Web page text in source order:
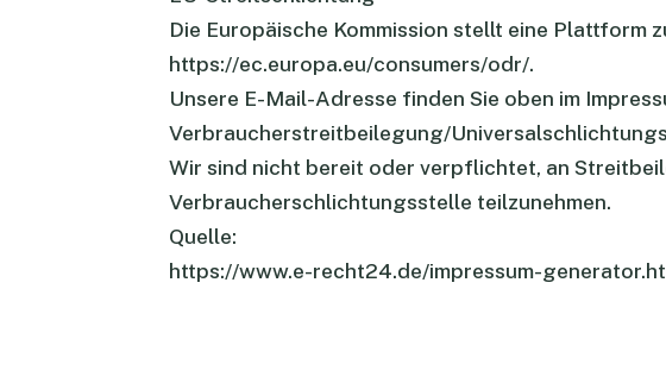
Die Europäische Kommission stellt eine Plattform
https://ec.europa.eu/consumers/odr/.
Unsere E-Mail-Adresse finden Sie oben im
Verbraucherstreitbeilegung/
Wir sind nicht bereit oder verpflichtet, an
Verbraucherschlichtungsstelle teilzunehmen.
Quelle:
https://www.e-recht24.de/impressum-